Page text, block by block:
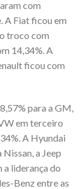
com
A Fiat ficou em
troco com
14,34%. A
ficou com
para a GM,
em terceiro
A Hyundai
a Jeep
a liderança do
Benz entre as